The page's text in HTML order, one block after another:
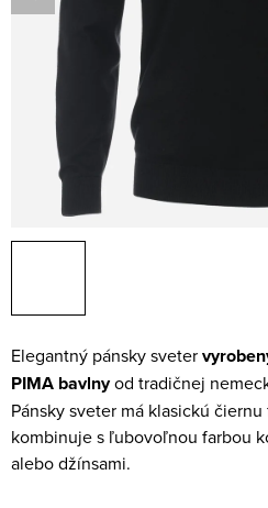
Elegantný pánsky sveter
PIMA bavlnyod tradičnej
Pánsky sveter má klasickú
kombinuje s ľubovoľnou farbou
alebo džínsami.